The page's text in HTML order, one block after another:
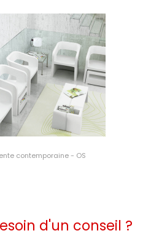
contemporaine - OS
d'un conseil ?